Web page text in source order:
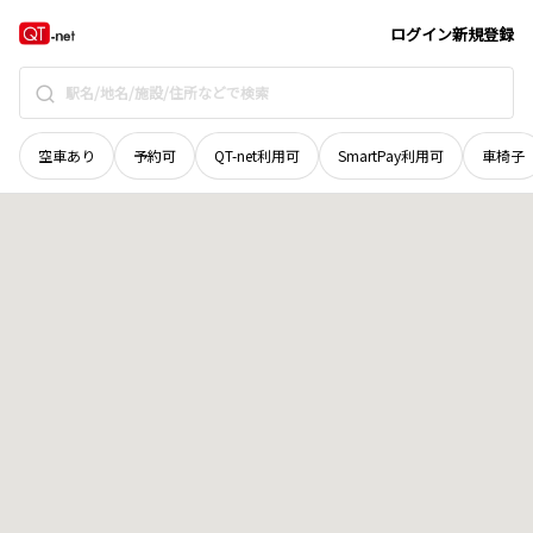
ログイン新規登録
空車あり 予約可 QT-net利用可 SmartPay利用可 車椅子
北海道